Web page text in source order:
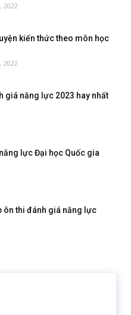
2022
kiến thức theo môn học
2022
giá năng lực 2023 hay nhất
lực Đại học Quốc gia
ôn thi đánh giá năng lực